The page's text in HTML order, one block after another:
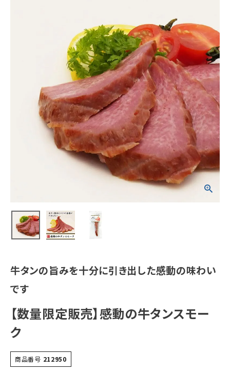
牛タンの旨みを十分に引き出した感動の味わい
です
【数量限定販売】感動の牛タンスモー
ク
商品番号 212950